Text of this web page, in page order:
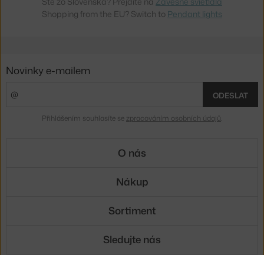
Shopping from the EU? Switch to Pendant lights
Novinky e-mailem
ODESLAT
Přihlášením souhlasíte se zpracováním osobních údajů
O nás
Nákup
Sortiment
Sledujte nás